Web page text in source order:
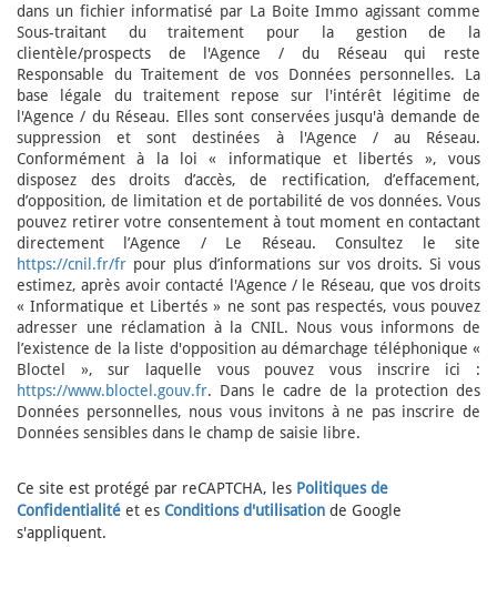
dans un fichier informatisé par La Boite Immo agissant comme
Sous-traitant du traitement pour la gestion de la
clientèle/prospects de l'Agence / du Réseau qui reste
Responsable du Traitement de vos Données personnelles. La
base légale du traitement repose sur l'intérêt légitime de
l'Agence / du Réseau. Elles sont conservées jusqu'à demande de
suppression et sont destinées à l'Agence / au Réseau.
Conformément à la loi « informatique et libertés », vous
disposez des droits d’accès, de rectification, d’effacement,
d’opposition, de limitation et de portabilité de vos données. Vous
pouvez retirer votre consentement à tout moment en contactant
directement l’Agence / Le Réseau. Consultez le site
https://cnil.fr/fr pour plus d’informations sur vos droits. Si vous
estimez, après avoir contacté l'Agence / le Réseau, que vos droits
« Informatique et Libertés » ne sont pas respectés, vous pouvez
adresser une réclamation à la CNIL. Nous vous informons de
l’existence de la liste d'opposition au démarchage téléphonique «
Bloctel », sur laquelle vous pouvez vous inscrire ici :
https://www.bloctel.gouv.fr. Dans le cadre de la protection des
Données personnelles, nous vous invitons à ne pas inscrire de
Données sensibles dans le champ de saisie libre.
Ce site est protégé par reCAPTCHA, les Politiques de
Confidentialité et es Conditions d'utilisation de Google
s'appliquent.